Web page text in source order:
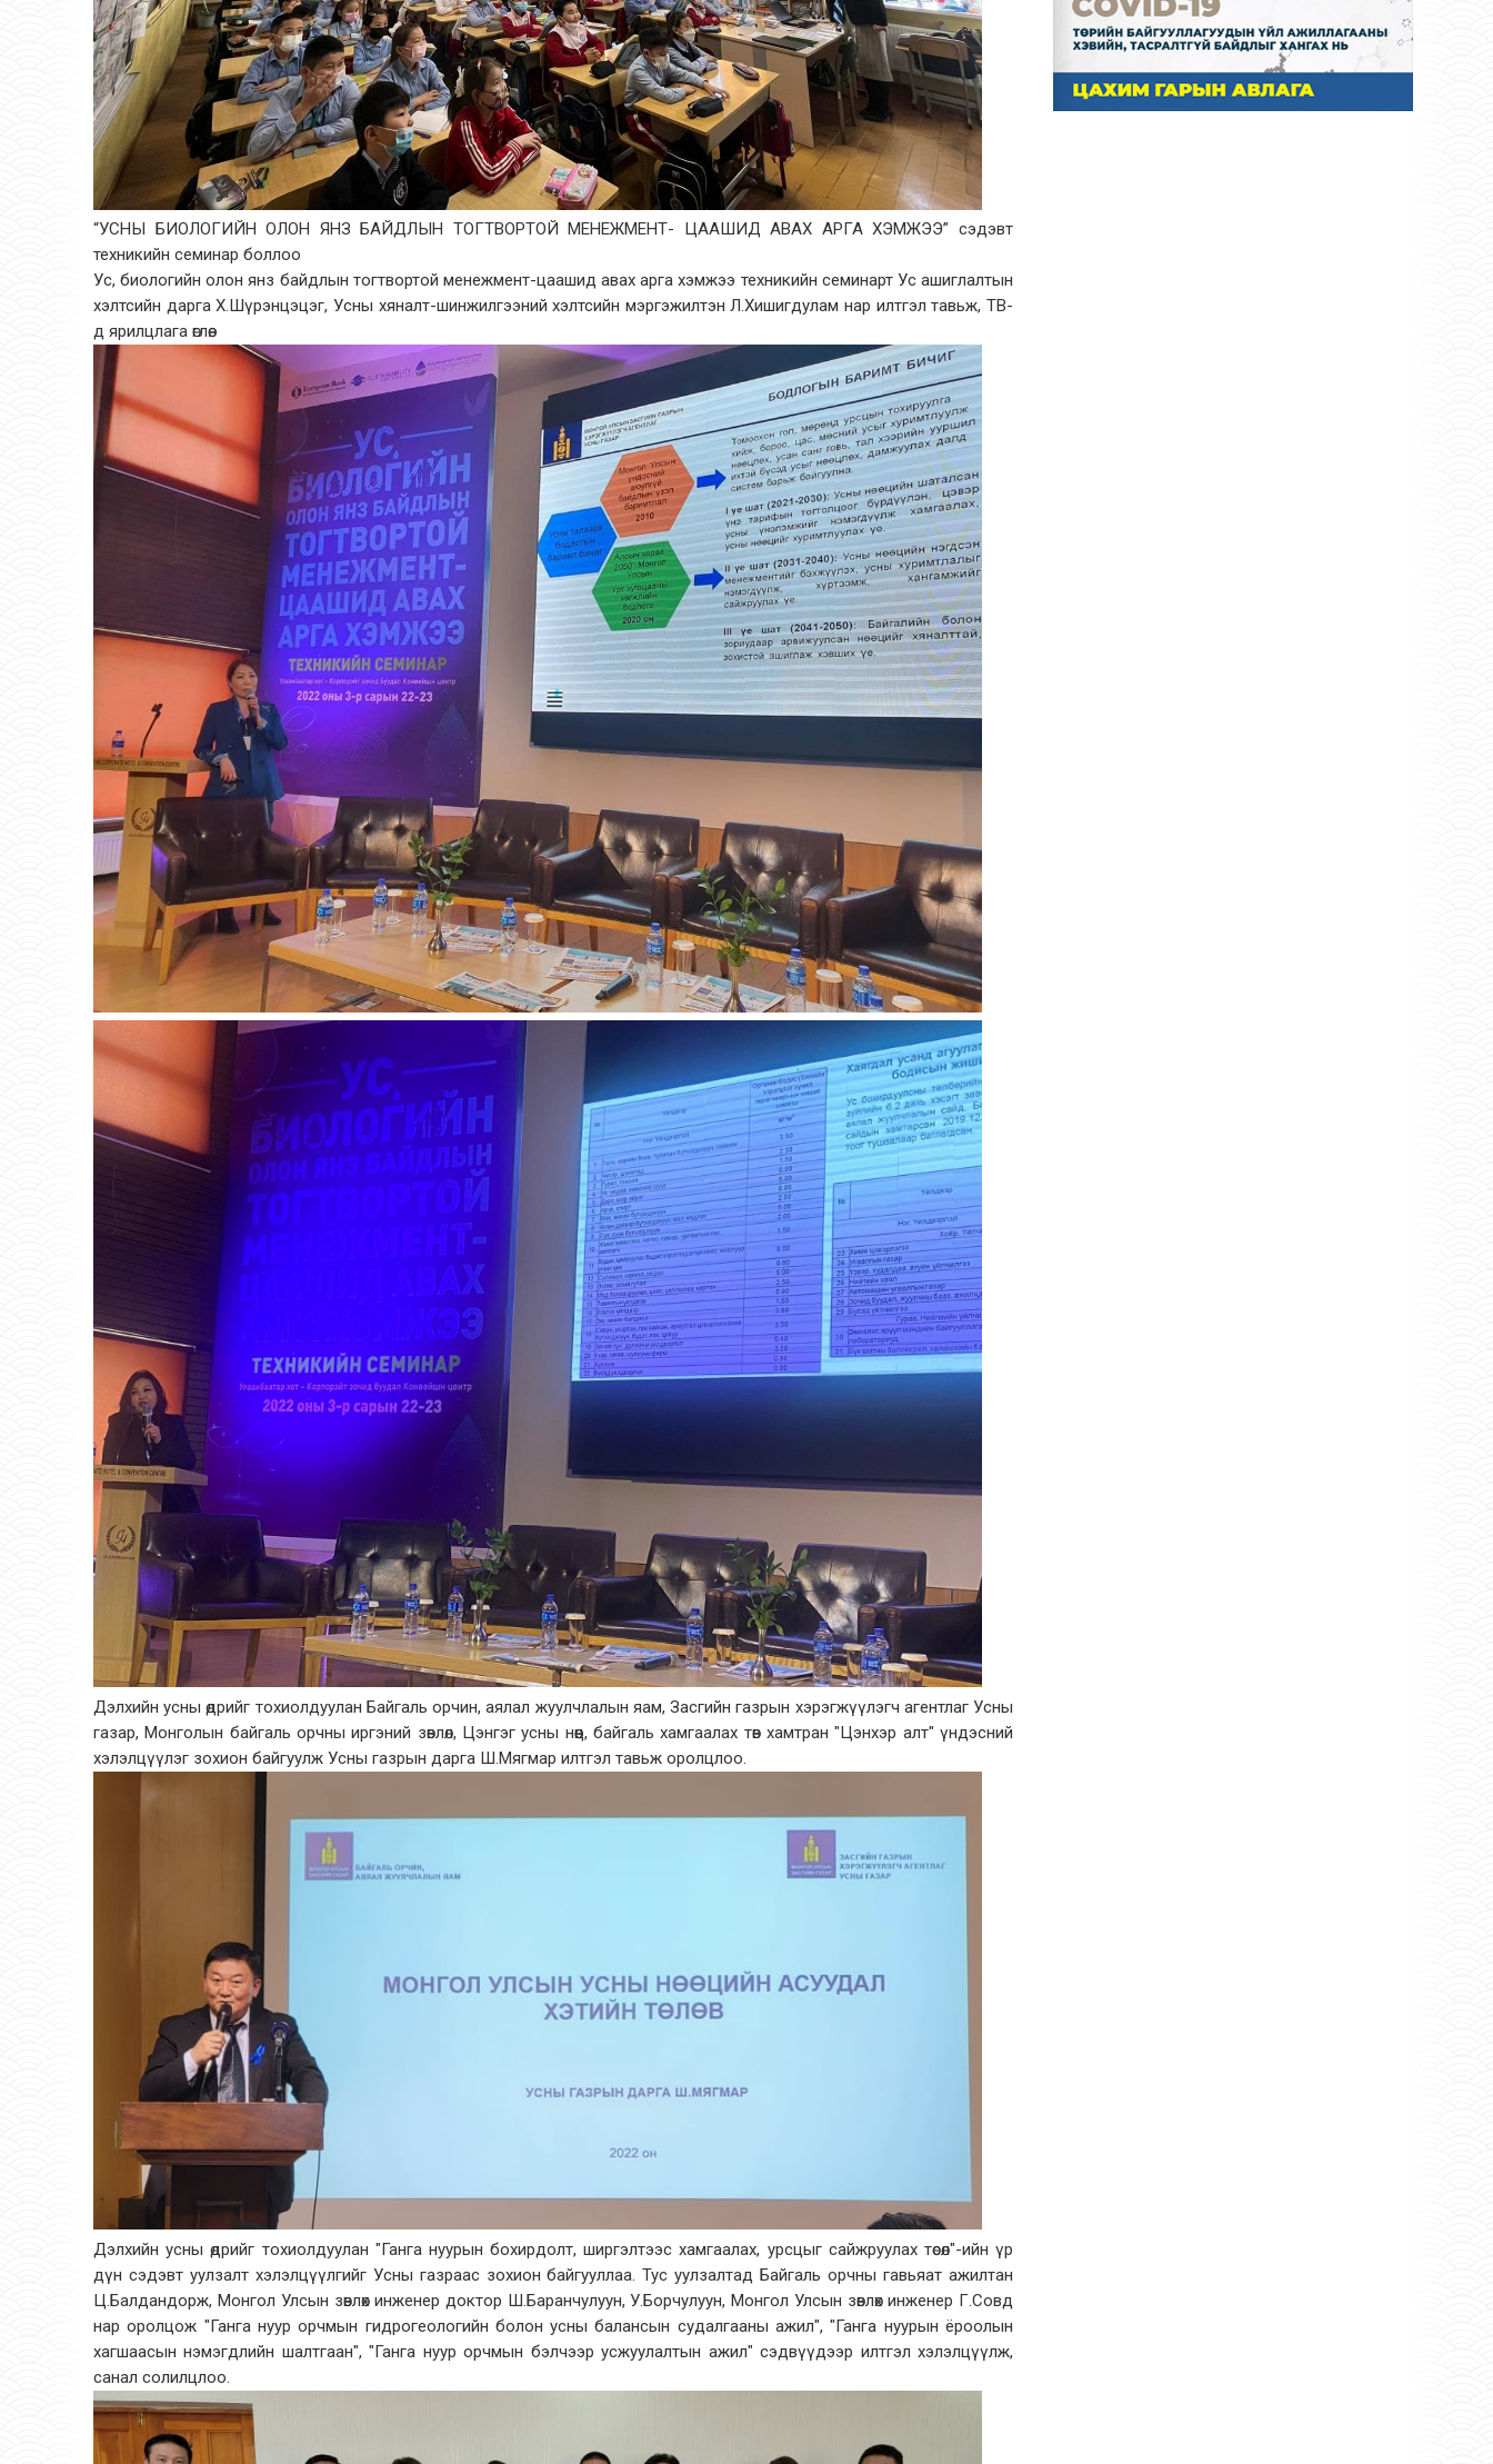
“УСНЫ БИОЛОГИЙН ОЛОН ЯНЗ БАЙДЛЫН ТОГТВОРТОЙ МЕНЕЖМЕНТ- ЦААШИД АВАХ АРГА ХЭМЖЭЭ” сэдэвт
техникийн семинар боллоо
Ус, биологийн олон янз байдлын тогтвортой менежмент-цаашид авах арга хэмжээ техникийн семинарт Ус ашиглалтын
хэлтсийн дарга Х.Шүрэнцэцэг, Усны хяналт-шинжилгээний хэлтсийн мэргэжилтэн Л.Хишигдулам нар илтгэл тавьж, ТВ-
д ярилцлага өглөө.
Дэлхийн усны өдрийг тохиолдуулан Байгаль орчин, аялал жуулчлалын яам, Засгийн газрын хэрэгжүүлэгч агентлаг Усны
газар, Монголын байгаль орчны иргэний зөвлөл, Цэнгэг усны нөөц, байгаль хамгаалах төв хамтран "Цэнхэр алт" үндэсний
хэлэлцүүлэг зохион байгуулж Усны газрын дарга Ш.Мягмар илтгэл тавьж оролцлоо.
Дэлхийн усны өдрийг тохиолдуулан "Ганга нуурын бохирдолт, ширгэлтээс хамгаалах, урсцыг сайжруулах төсөл"-ийн үр
дүн сэдэвт уулзалт хэлэлцүүлгийг Усны газраас зохион байгууллаа. Тус уулзалтад Байгаль орчны гавьяат ажилтан
Ц.Балдандорж, Монгол Улсын зөвлөх инженер доктор Ш.Баранчулуун, У.Борчулуун, Монгол Улсын зөвлөх инженер Г.Совд
нар оролцож "Ганга нуур орчмын гидрогеологийн болон усны балансын судалгааны ажил", "Ганга нуурын ёроолын
хагшаасын нэмэгдлийн шалтгаан", "Ганга нуур орчмын бэлчээр усжуулалтын ажил" сэдвүүдээр илтгэл хэлэлцүүлж,
санал солилцлоо.